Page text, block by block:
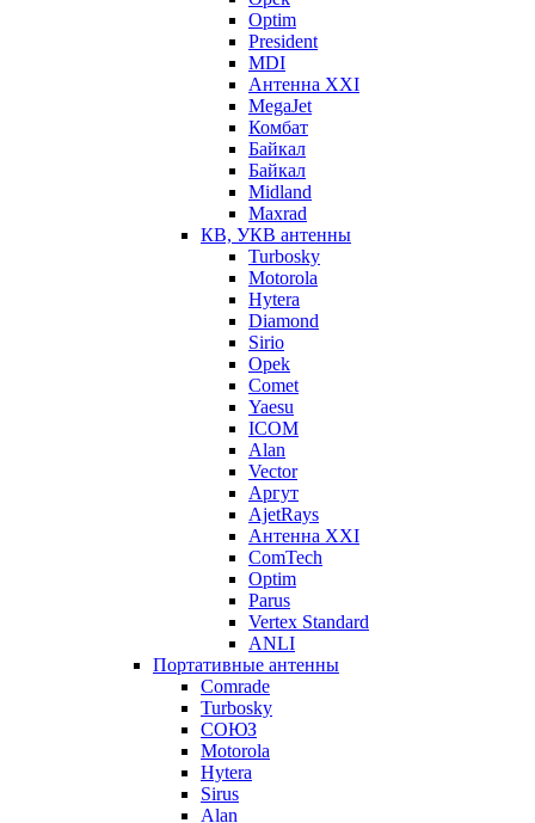
Optim
President
MDI
Антенна XXI
MegaJet
Комбат
Байкал
Байкал
Midland
Maxrad
КВ, УКВ антенны
Turbosky
Motorola
Hytera
Diamond
Sirio
Opek
Comet
Yaesu
ICOM
Alan
Vector
Аргут
AjetRays
Антенна XXI
ComTech
Optim
Parus
Vertex Standard
ANLI
Портативные антенны
Comrade
Turbosky
СОЮЗ
Motorola
Hytera
Sirus
Alan